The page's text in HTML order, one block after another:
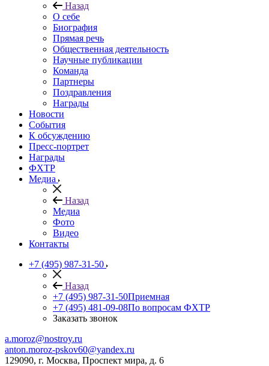
Назад
О себе
Биография
Прямая речь
Общественная деятельность
Научные публикации
Команда
Партнеры
Поздравления
Награды
Новости
События
К обсуждению
Пресс-портрет
Награды
ФХТР
Медиа
Назад
Медиа
Фото
Видео
Контакты
+7 (495) 987-31-50
Назад
+7 (495) 987-31-50Приемная
+7 (495) 481-09-08По вопросам ФХТР
Заказать звонок
a.moroz@nostroy.ru
anton.moroz-pskov60@yandex.ru
129090, г. Москва, Проспект мира, д. 6